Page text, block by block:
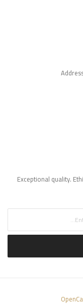
Exceptional quality.